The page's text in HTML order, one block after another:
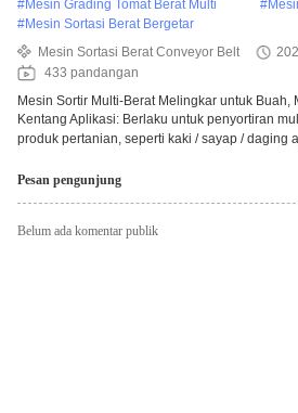
#Mesin Grading Tomat Berat Multi #
#Mesin Sortasi Berat Bergetar
Mesin Sortasi Berat Conveyor Belt
433 pandangan
Mesin Sortir Multi-Berat Melingkar untuk Buah,
Kentang Aplikasi: Berlaku untuk penyortiran
produk pertanian, seperti kaki / sayap / daging
Pesan pengunjung
Belum ada komentar publik